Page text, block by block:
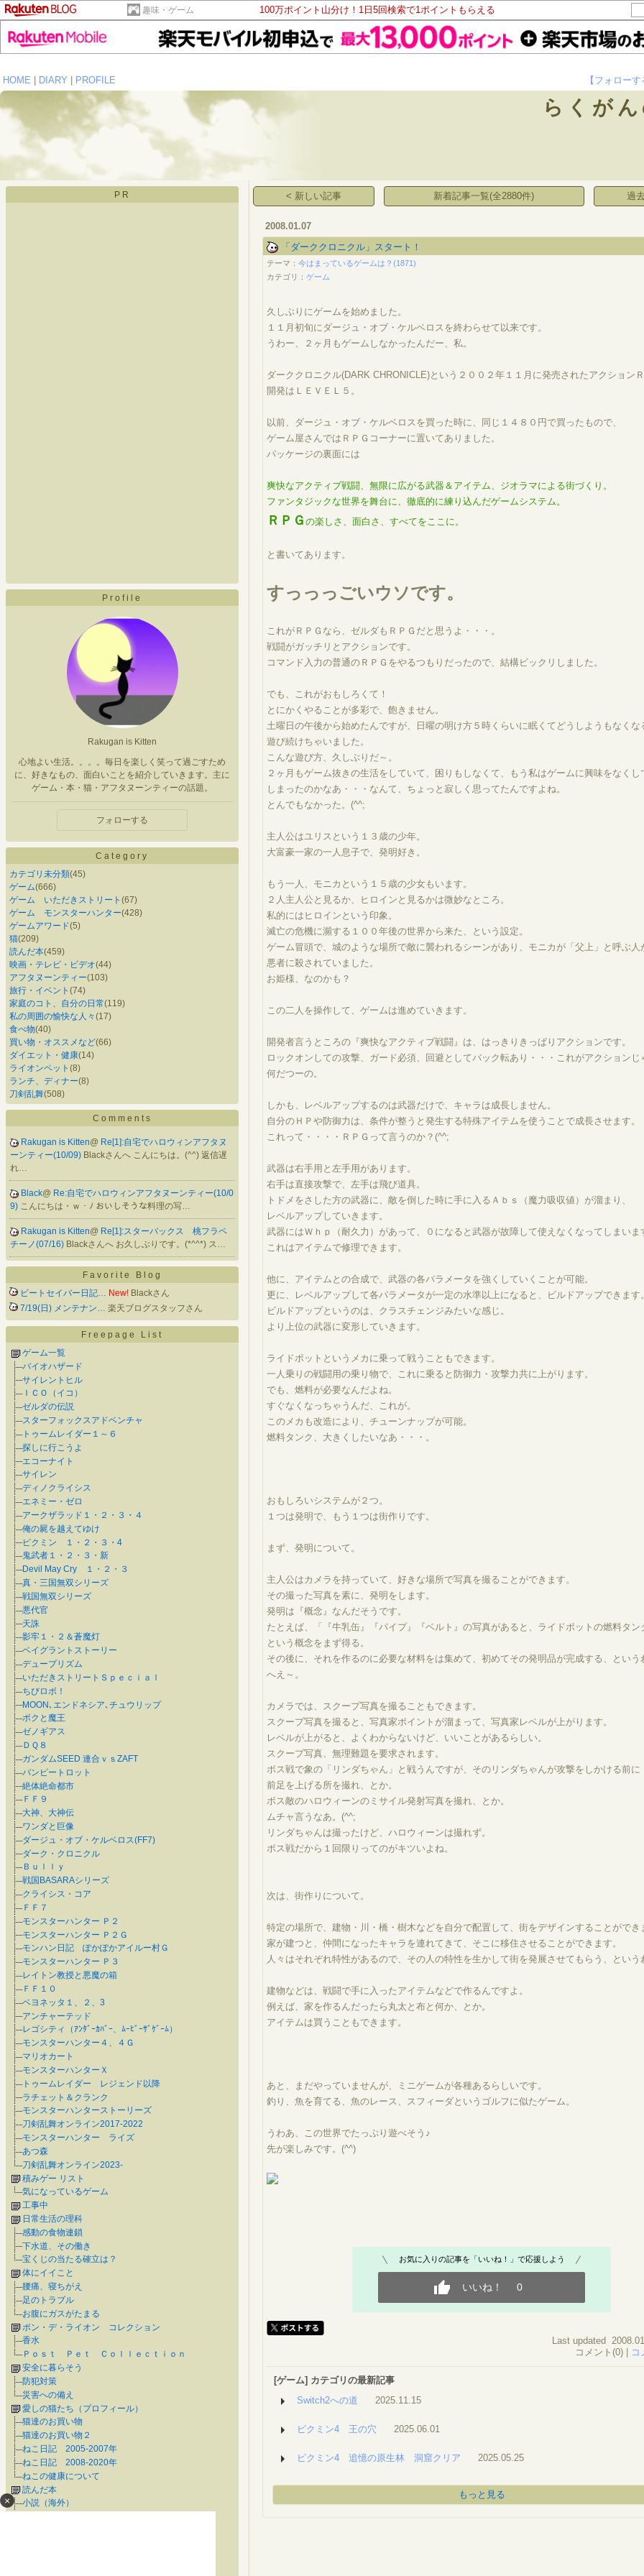
趣味・ゲーム 100万ポイント山分け！1日5回検索で1ポイントもらえる
HOME DIARY PROFILE 【フォロー
らくが
PR
×
Profile
Rakugan is Kitten
心地よい生活。。。。毎日を楽しく笑って過ごすため
に、好きなもの、面白いことを紹介していきます。主に
ゲーム・本・猫・アフタヌーンティーの話題。
フォローする
Category
カテゴリ未分類(45)
ゲーム(666)
ゲーム いただきストリート (67)
ゲーム モンスターハンター(428)
ゲームアワード(5)
猫(209)
読んだ本(459)
映画・テレビ・ビデオ(44)
アフタヌーンティー(103)
旅行・イベント (74)
家庭のコト、自分の日常(119)
私の周囲の愉快な人々(17)
食べ物(40)
買い物・オススメなど(66)
ダイエット・健康(14)
ライオンペット (8)
ランチ、ディナー(8)
刀剣乱舞(508)
Comments
Rakugan is Kitten@ Re[1]:自宅でハロウィンアフタヌ
ーンティー(10/09) Blackさんへ こんにちは。(^^) 返信遅
れ…
Black@ Re:自宅でハロウィンアフタヌーンティー(10/0
9) こんにちは・ｗ・ﾉ おいしそうな料理の写…
Rakugan is Kitten@ Re[1]:スターバックス 桃フラペ
チーノ(07/16) Blackさんへ お久しぶりです。(*^^*) ス…
Favorite Blog
ビートセイバー日記… New! Blackさん
7/19(日) メンテナン… 楽天ブログスタッフさん
Freepage List
ゲーム一覧
バイオハザード
サイレントヒル
ＩＣＯ（イコ）
ゼルダの伝説
スターフォックスアドベンチャ
トゥームレイダー１～６
探しに行こうよ
エコーナイト
サイレン
ディノクライシス
エネミー・ゼロ
アークザラッド１・２・３・４
俺の屍を越えてゆけ
ピクミン １・２・３・4
鬼武者１・２・３・新
Devil May Cry １・２・３
真・三国無双シリーズ
戦国無双シリーズ
悪代官
天誅
影牢１・２＆蒼魔灯
ベイグラントストーリー
デュープリズム
いただきストリートＳｐｅｃｉａｌ
ちびロボ！
MOON､エンドネシア､チュウリップ
ボクと魔王
ゼノギアス
ＤＱ８
ガンダムSEED 連合ｖｓZAFT
バンピートロット
絶体絶命都市
ＦＦ９
大神、大神伝
ワンダと巨像
ダージュ・オブ・ケルベロス(FF7)
ダーク・クロニクル
Ｂｕｌｌｙ
戦国BASARAシリーズ
クライシス・コア
ＦＦ７
モンスターハンター Ｐ２
モンスターハンター Ｐ２Ｇ
モンハン日記 ぽかぽかアイルー村Ｇ
モンスターハンター Ｐ３
レイトン教授と悪魔の箱
ＦＦ１０
ベヨネッタ１、２、3
アンチャーテッド
レゴシティ（ｱﾝﾀﾞｰｶﾊﾞｰ、ﾑｰﾋﾞｰｻﾞｹﾞｰﾑ）
モンスターハンター４、４Ｇ
マリオカート
モンスターハンターＸ
トゥームレイダー レジェンド以降
ラチェット＆クランク
モンスターハンターストーリーズ
刀剣乱舞オンライン2017-2022
モンスターハンター ライズ
あつ森
刀剣乱舞オンライン2023-
積みゲー リスト
気になっているゲーム
工事中
日常生活の理科
感動の食物連鎖
下水道、その働き
宝くじの当たる確立は？
体にイイこと
腰痛、寝ちがえ
足のトラブル
お腹にガスがたまる
ポン・デ・ライオン コレクション
香水
Ｐｏｓｔ Ｐｅｔ Ｃｏｌｌｅｃｔｉｏｎ
安全に暮らそう
防犯対策
災害への備え
愛しの猫たち（プロフィール）
猫達のお買い物
猫達のお買い物２
ねこ日記 2005-2007年
ねこ日記 2008-2020年
ねこの健康について
読んだ本
小説（海外）
< 新しい記事 新着記事一覧(全2880件) 過
2008.01.07
「ダーククロニクル」スタート！
テーマ：今はまっているゲームは？(1871)
カテゴリ：ゲーム
久しぶりにゲームを始めました。
１１月初旬にダージュ・オブ・ケルベロスを終わらせて以来です。
うわー、２ヶ月もゲームしなかったんだー、私。
ダーククロニクル(DARK CHRONICLE)という２００２年１１月に発売されたアクション
開発はＬＥＶＥＬ５。
以前、ダージュ・オブ・ケルベロスを買った時に、同じ１４８０円で買ったもので、
ゲーム屋さんではＲＰＧコーナーに置いてありました。
パッケージの裏面には
爽快なアクティブ戦闘、無限に広がる武器＆アイテム、ジオラマによる街づくり。
ファンタジックな世界を舞台に、徹底的に練り込んだゲームシステム。
ＲＰＧの楽しさ、面白さ、すべてをここに。
と書いてあります。
すっっっごいウソです。
これがＲＰＧなら、ゼルダもＲＰＧだと思うよ・・・。
戦闘がガッチリとアクションです。
コマンド入力の普通のＲＰＧをやるつもりだったので、結構ビックリしました。
でも、これがおもしろくて！
とにかくやることが多彩で、飽きません。
土曜日の午後から始めたんですが、日曜の明け方５時くらいに眠くてどうしようもなくな
遊び続けちゃいました。
こんな遊び方、久しぶりだ～。
２ヶ月もゲーム抜きの生活をしていて、困りもしなくて、もう私はゲームに興味をなくし
しまったのかなあ・・・なんて、ちょっと寂しく思ってたんですよね。
とんでもなかった。(^^;
主人公はユリスという１３歳の少年。
大富豪一家の一人息子で、発明好き。
もう一人、モニカという１５歳の少女もいます。
２人主人公と見るか、ヒロインと見るかは微妙なところ。
私的にはヒロインという印象。
滅亡の危機に瀕する１００年後の世界から来た、という設定。
ゲーム冒頭で、城のような場所で敵に襲われるシーンがあり、モニカが「父上」と呼ぶ人
悪者に殺されていました。
お姫様、なのかも？
この二人を操作して、ゲームは進めていきます。
開発者言うところの『爽快なアクティブ戦闘』は、はっきりきっぱりアクションです。
ロックオンしての攻撃、ガード必須、回避としてバック転あり・・・これがアクションじ
何だつーの。
しかも、レベルアップするのは武器だけで、キャラは成長しません。
自分のＨＰや防御力は、条件が整うと発生する特殊アイテムを使うことで成長させます。
これって・・・・ＲＰＧって言うのか？(^^;
武器は右手用と左手用があります。
右手は直接攻撃で、左手は飛び道具。
トドメをさした方の武器に、敵を倒した時に手に入るＡｂｓ（魔力吸収値）が溜まり、
レベルアップしていきます。
武器にはＷｈｐ（耐久力）があって、０になると武器が故障して使えなくなってしまいま
これはアイテムで修理できます。
他に、アイテムとの合成で、武器の各パラメータを強くしていくことが可能。
更に、レベルアップして各パラメータが一定の水準以上になると、ビルドアップできます
ビルドアップというのは、クラスチェンジみたいな感じ。
より上位の武器に変形していきます。
ライドポットというメカに乗って戦うこともできます。
一人乗りの戦闘用の乗り物で、これに乗ると防御力・攻撃力共に上がります。
でも、燃料が必要なんだよね。
すぐなくなっちゃうんだ、これが。
このメカも改造により、チューンナップが可能。
燃料タンク、大きくしたいなあ・・・。
おもしろいシステムが２つ。
１つは発明で、もう１つは街作りです。
まず、発明について。
主人公はカメラを持っていて、好きな場所で写真を撮ることができます。
その撮った写真を素に、発明をします。
発明は『概念』なんだそうです。
たとえば、「『牛乳缶』『パイプ』『ベルト』の写真があると、ライドポットの燃料タン
という概念をまず得る。
その後に、それを作るのに必要な材料をは集めて、初めてその発明品が完成する、という
へえ～。
カメラでは、スクープ写真を撮ることもできます。
スクープ写真を撮ると、写真家ポイントが溜まって、写真家レベルが上がります。
レベルが上がると、よくわからないけど、いいことがあるらしい。
スクープ写真、無理難題を要求されます。
ボス戦で象の「リンダちゃん」と戦うんですが、そのリンダちゃんが攻撃をしかける前に
前足を上げる所を撮れ、とか。
ボス敵のハロウィーンのミサイル発射写真を撮れ、とか。
ムチャ言うなあ。(^^;
リンダちゃんは撮ったけど、ハロウィーンは撮れず。
ボス戦だから１回限りってのがキツいよね。
次は、街作りについて。
特定の場所で、建物・川・橋・樹木などを自分で配置して、街をデザインすることができ
家が建つと、仲間になったキャラを連れてきて、そこに移住させることができます。
人々はそれぞれ特性があるので、その人の特性を生かして街を発展させてもらう、という
建物などは、戦闘で手に入ったアイテムなどで作るんですよ。
例えば、家を作るんだったら丸太と布と何か、とか。
アイテムは買うこともできます。
あと、まだやっていませんが、ミニゲームが各種あるらしいです。
釣り、魚を育てる、魚のレース、スフィーダというゴルフに似たゲーム。
うわあ、この世界でたっぷり遊べそう♪
先が楽しみです。(^^)
お気に入りの記事を「いいね！」で応援しよう
いいね！ 0
Last updated
コメント(0) |
コ
[ゲーム] カテゴリの最新記事
Switch2への道
2025.11.15
ピクミン4 王の穴 2025.06.01
ピクミン4 追憶の原生林 洞窟クリア 2025.05.25
もっと見る